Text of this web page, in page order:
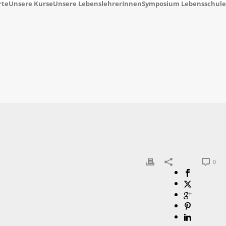
Unsere KurseUnsere LebenslehrerInnenSymposium Lebensschule
0